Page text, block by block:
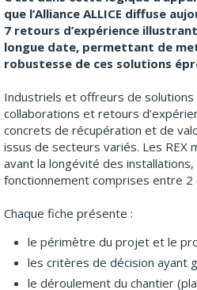
que l’Alliance ALLICE diffuse
7 retours d’expérience
longue date, permettant de
robustesse de ces solutions
Industriels et offreurs de
collaborations et retours
concrets de récupération et de
issus de secteurs variés. Les REX
avant la longévité des
fonctionnement comprises entre 2
Chaque fiche présente :
le périmètre du projet et le
les critères de décision ayant
le déroulement du chantier